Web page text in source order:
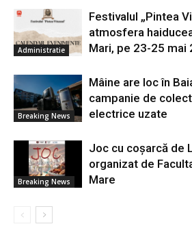
Administratie
Festivalul „Pintea
atmosfera
Mari, pe 23-25 mai
Breaking News
Mâine are loc în
campanie de
electrice uzate
Breaking News
Joc cu coșarcă de
organizat de
Mare